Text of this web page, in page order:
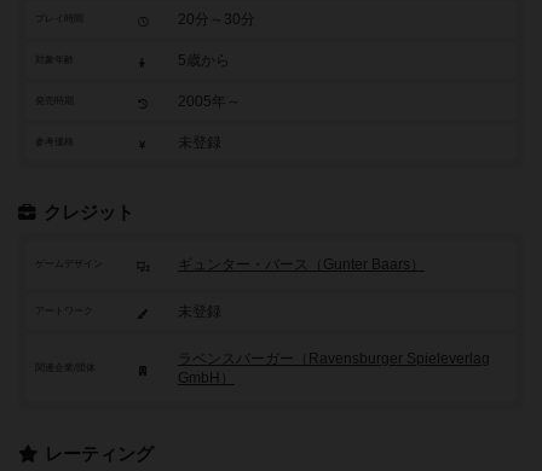
20分～30分
5歳から
2005年～
参考価格 未登録
クレジット
ゲームデザイン ギュンター・バース（Gunter Baars）
アートワーク 未登録
ラベンスバーガー（Ravensburger Spieleverlag
GmbH）
レーティング